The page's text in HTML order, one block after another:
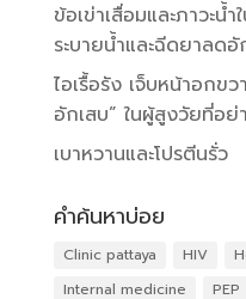
ข้อเข่าเสื่อมและภาวะน้
ระบายน้ำและฉีดยาล
ไอเรื้อรัง เจ็บหน้าอก
อักเสบ” ในผู้สูงวัยที่อย่
เบาหวานและโปรตีนรั่ว
คำค้นหาบ่อย
Clinic pattaya HIV
Internal medicine
PEP